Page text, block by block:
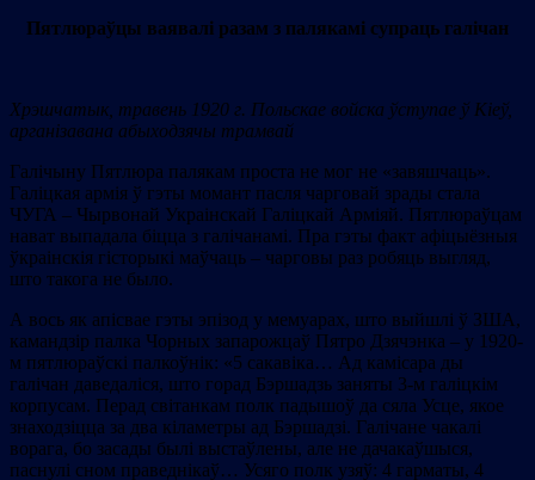
Пятлюраўцы ваявалі разам з палякамі супраць галічан
Хрэшчатык, травень 1920 г. Польскае войска ўступае ў Кіеў,
арганізавана абыходзячы трамвай
Галічыну Пятлюра палякам проста не мог не «завяшчаць».
Галіцкая армія ў гэты момант пасля чарговай зрады стала
ЧУГА – Чырвонай Украінскай Галіцкай Арміяй. Пятлюраўцам
нават выпадала біцца з галічанамі. Пра гэты факт афіцыёзныя
ўкраінскія гісторыкі маўчаць – чарговы раз робяць выгляд,
што такога не было.
А вось як апісвае гэты эпізод у мемуарах, што выйшлі ў ЗША,
камандзір палка Чорных запарожцаў Пятро Дзячэнка – у 1920-
м пятлюраўскі палкоўнік: «5 сакавіка… Ад камісара ды
галічан даведаліся, што горад Бэршадзь заняты 3-м галіцкім
корпусам. Перад світанкам полк падышоў да сяла Усце, якое
знаходзіцца за два кіламетры ад Бэршадзі. Галічане чакалі
ворага, бо засады былі выстаўлены, але не дачакаўшыся,
паснулі сном праведнікаў… Усяго полк узяў: 4 гарматы, 4